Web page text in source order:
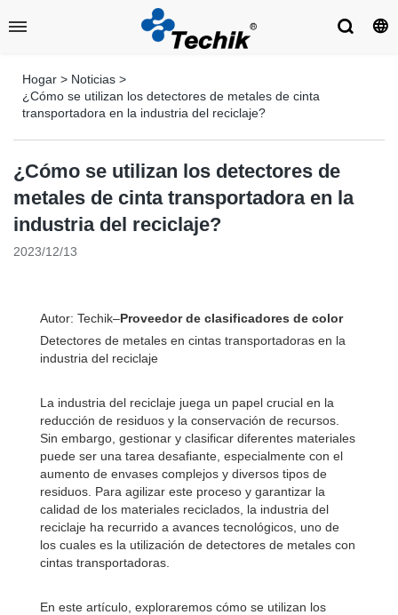
Hogar > Noticias >
¿Cómo se utilizan los detectores de metales de cinta
transportadora en la industria del reciclaje?
¿Cómo se utilizan los detectores de
metales de cinta transportadora en la
industria del reciclaje?
2023/12/13
Autor: Techik–Proveedor de clasificadores de color
Detectores de metales en cintas transportadoras en la
industria del reciclaje
La industria del reciclaje juega un papel crucial en la
reducción de residuos y la conservación de recursos.
Sin embargo, gestionar y clasificar diferentes materiales
puede ser una tarea desafiante, especialmente con el
aumento de envases complejos y diversos tipos de
residuos. Para agilizar este proceso y garantizar la
calidad de los materiales reciclados, la industria del
reciclaje ha recurrido a avances tecnológicos, uno de
los cuales es la utilización de detectores de metales con
cintas transportadoras.
En este artículo, exploraremos cómo se utilizan los